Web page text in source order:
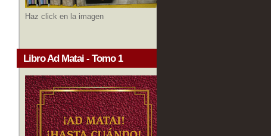
Haz click en la imagen
Libro Ad Matai - Tomo 1